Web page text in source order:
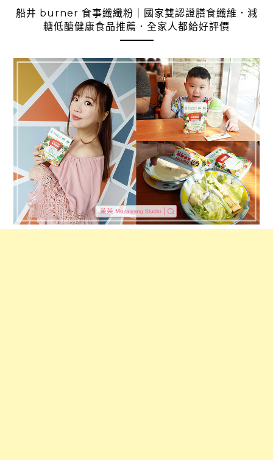
船井 burner 食事纖纖粉｜國家雙認證膳食纖維．減
糖低醣健康食品推薦．全家人都給好評價